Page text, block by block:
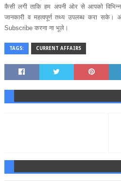
कैसी लगी ताकि हम अपनी ओर से आपको
जानकारी व महत्‍वपूर्ण तथ्‍य उपलब्‍ध करा सके।
Subscribe करना ना भूले।
TAGS: CURRENT AFFAIRS